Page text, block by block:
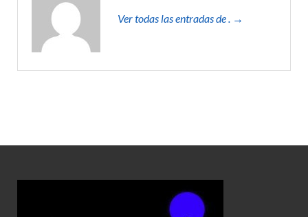
Ver todas las entradas de . →